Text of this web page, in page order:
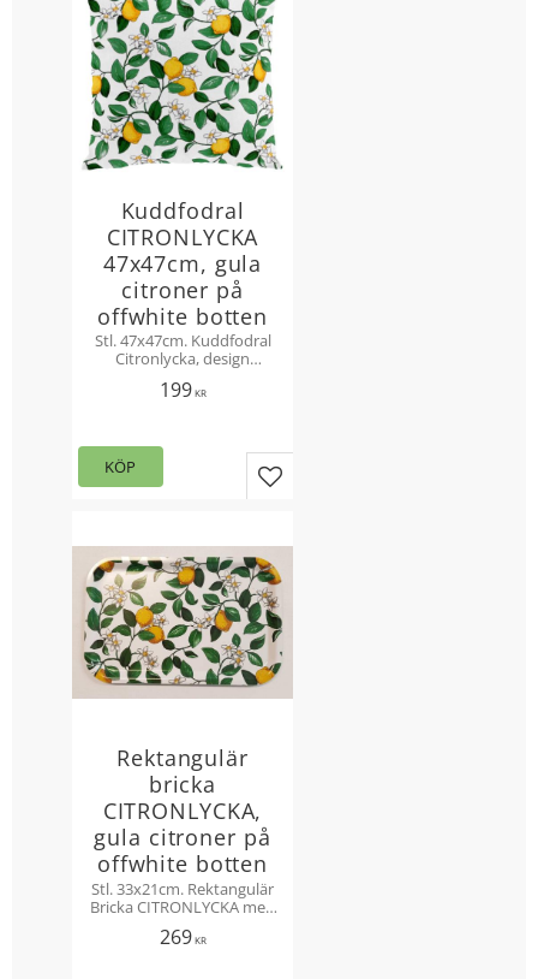
Kuddfodral
CITRONLYCKA
47x47cm, gula
citroner på
offwhite botten
Stl. 47x47cm. Kuddfodral
Citronlycka, design
Solgula citroner och gröna
199KR
Lägg till i favoriter
KÖP
Rektangulär
bricka
CITRONLYCKA,
gula citroner på
offwhite botten
Stl. 33x21cm. Rektangulär
Bricka CITRONLYCKA med
gula citroner och gröna
blad. Design Mialotta
269KR